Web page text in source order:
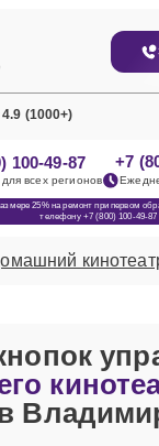
4.9 (1000+)
100-49-87
всех регионов
+7
25% на ремонт при первом
телефону +7 (800) 100-49-87